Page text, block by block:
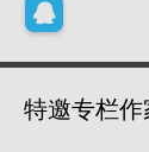
特邀专栏作